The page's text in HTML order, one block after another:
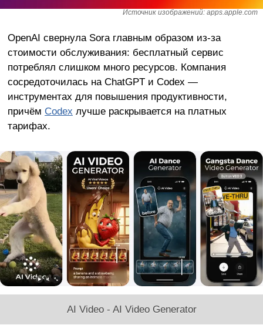
Источник изображений: apps.apple.com
OpenAI свернула Sora главным образом из-за
стоимости обслуживания: бесплатный сервис
потреблял слишком много ресурсов. Компания
сосредоточилась на ChatGPT и Codex —
инструментах для повышения продуктивности,
причём Codex лучше раскрывается на платных
тарифах.
AI Video - AI Video Generator